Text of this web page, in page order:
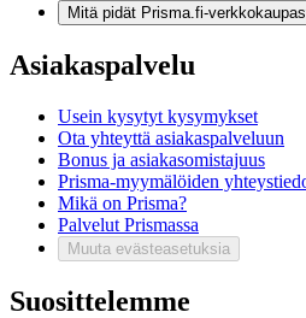
Mitä pidät Prisma.fi-
Asiakaspalvelu
Usein kysytyt kysymykset
Ota yhteyttä asiakaspalveluun
Bonus ja asiakasomistajuus
Prisma-myymälöiden
Mikä on Prisma?
Palvelut Prismassa
Muuta evästeasetuksia
Suosittelemme